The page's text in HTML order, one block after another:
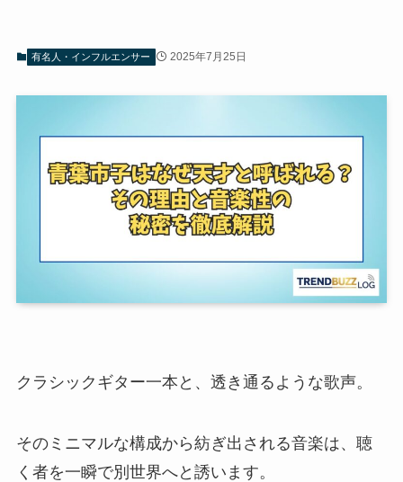
有名人・インフルエンサー 2025年7月25日
クラシックギター一本と、透き通るような歌声。
そのミニマルな構成から紡ぎ出される音楽は、聴
く者を一瞬で別世界へと誘います。